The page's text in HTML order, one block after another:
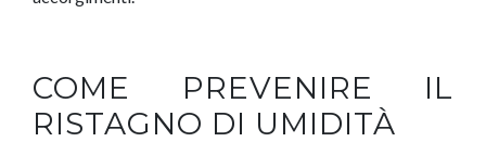
COME PREVENIRE IL
RISTAGNO DI UMIDITÀ